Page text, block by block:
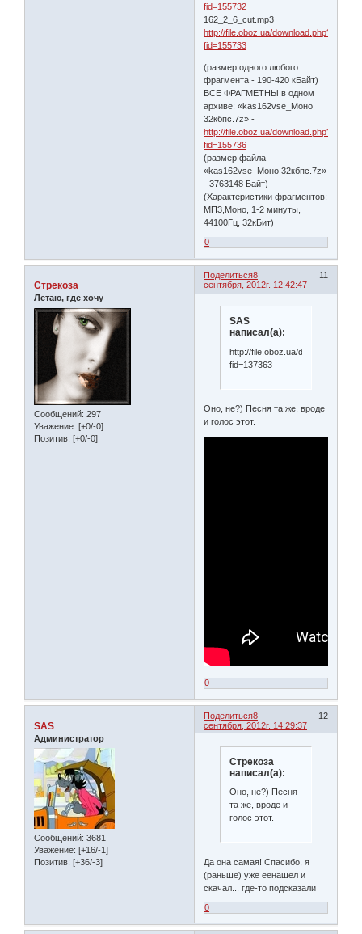
fid=155732
162_2_6_cut.mp3
http://file.oboz.ua/download.php?
fid=155733
(размер одного любого
фрагмента - 190-420 кБайт)
ВСЕ ФРАГМЕТНЫ в одном
архиве: «kas162vse_Моно
32кбпс.7z» -
http://file.oboz.ua/download.php?
fid=155736
(размер файла
«kas162vse_Моно 32кбпс.7z»
- 3763148 Байт)
(Характеристики фрагментов:
МП3,Моно, 1-2 минуты,
44100Гц, 32кБит)
0
Поделиться 11
8
сентября, 2012г. 12:42:47
Стрекоза
Летаю, где хочу
Сообщений: 297
Уважение: [+0/-0]
Позитив: [+0/-0]
SAS
написал(а):
http://file.oboz.ua/download.php?
fid=137363
Оно, не?) Песня та же, вроде
и голос этот.
0
Поделиться 12
8
сентября, 2012г. 14:29:37
SAS
Администратор
Сообщений: 3681
Уважение: [+16/-1]
Позитив: [+36/-3]
Стрекоза
написал(а):
Оно, не?) Песня
та же, вроде и
голос этот.
Да она самая! Спасибо, я
(раньше) уже еенашел и
скачал... где-то подсказали
0